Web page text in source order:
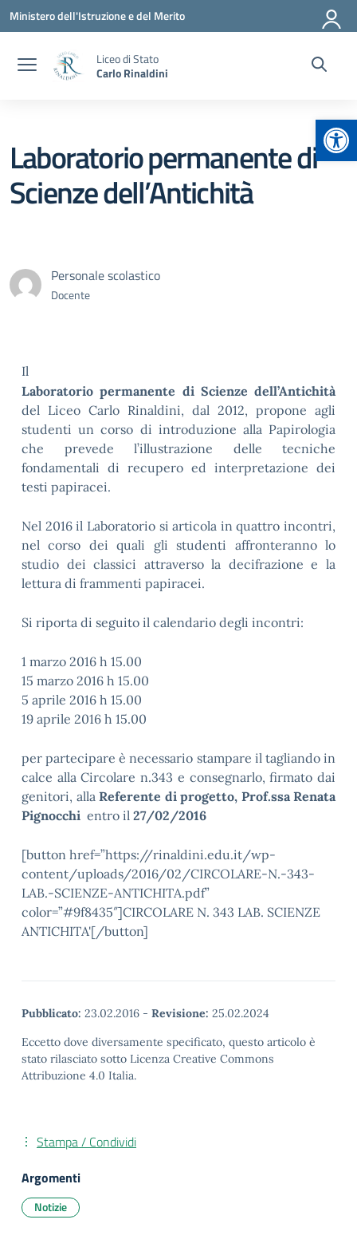
Vai ai contenuti
Vai al menu di navigazione
Vai al footer
Ministero dell'Istruzione e del Merito
Liceo di Stato
Carlo Rinaldini
Laboratorio permanente di
Scienze dell’Antichità
Personale scolastico
Docente
Il
Laboratorio permanente di Scienze dell’Antichità
del Liceo Carlo Rinaldini, dal 2012, propone agli
studenti un corso di introduzione alla Papirologia
che prevede l’illustrazione delle tecniche
fondamentali di recupero ed interpretazione dei
testi papiracei.
Nel 2016 il Laboratorio si articola in quattro incontri,
nel corso dei quali gli studenti affronteranno lo
studio dei classici attraverso la decifrazione e la
lettura di frammenti papiracei.
Si riporta di seguito il calendario degli incontri:
1 marzo 2016 h 15.00
15 marzo 2016 h 15.00
5 aprile 2016 h 15.00
19 aprile 2016 h 15.00
per partecipare è necessario stampare il tagliando in
calce alla Circolare n.343 e consegnarlo, firmato dai
genitori, alla Referente di progetto, Prof.ssa Renata
Pignocchi entro il 27/02/2016
[button href=”https://rinaldini.edu.it/wp-
content/uploads/2016/02/CIRCOLARE-N.-343-
LAB.-SCIENZE-ANTICHITA.pdf”
color=”#9f8435″]CIRCOLARE N. 343 LAB. SCIENZE
ANTICHITA'[/button]
Pubblicato: 23.02.2016 - Revisione: 25.02.2024
Eccetto dove diversamente specificato, questo articolo è
stato rilasciato sotto Licenza Creative Commons
Attribuzione 4.0 Italia.
Stampa / Condividi
Argomenti
Notizie